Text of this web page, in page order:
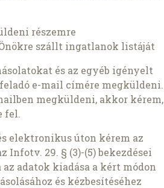
részemre
szállt ingatlanok listáját
és az egyéb igényelt
e-mail címére megküldeni.
megküldeni, akkor kérem,
fel.
elektronikus úton kérem az
Infotv. 29. § (3)-(5) bekezdései
adatok kiadása a kért módon
és kézbesítéséhez